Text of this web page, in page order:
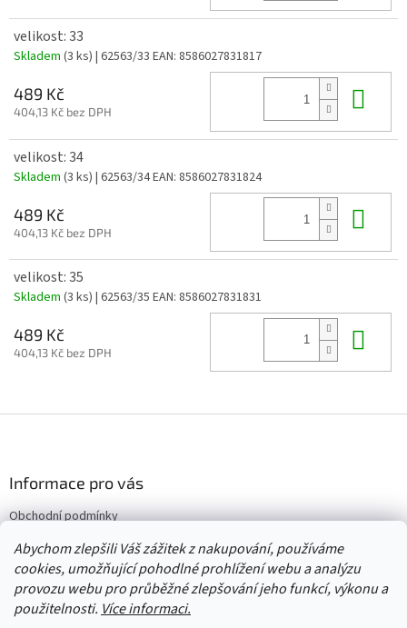
Abychom zlepšili Váš zážitek z nakupování, používáme
cookies, umožňující pohodlné prohlížení webu a analýzu
provozu webu pro průběžné zlepšování jeho funkcí, výkonu a
použitelnosti. Více informaci.
velikost: 33
Skladem (3 ks) | 62563/33 EAN: 8586027831817
489 Kč
404,13 Kč bez DPH
velikost: 34
Skladem (3 ks) | 62563/34EAN: 8586027831824
489 Kč
404,13 Kč bez DPH
velikost: 35
Skladem (3 ks) | 62563/35 EAN: 8586027831831
489 Kč
404,13 Kč bez DPH
í
Informace pro vás
Obchodní podmínky
Vrácení/výměna/reklamace
Velkoobchod